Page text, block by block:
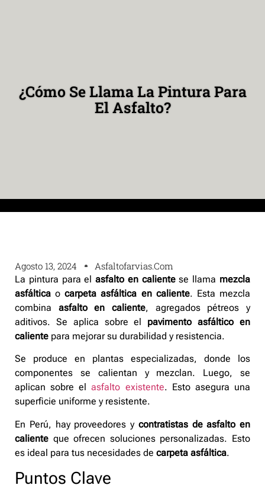
¿Cómo Se Llama La Pintura Para
El Asfalto?
Agosto 13, 2024 Asfaltofarvias.com
La pintura para elasfalto en calientese llama mezcla
asfáltica ocarpeta asfáltica en caliente. Esta mezcla
combina asfalto en caliente, agregados pétreos y
aditivos. Se aplica sobre el pavimento asfáltico en
caliente para mejorar su durabilidad y resistencia.
Se produce en plantas especializadas, donde los
componentes se calientan y mezclan. Luego, se
aplican sobre elasfalto existente. Esto asegura una
superficie uniforme y resistente.
En Perú, hay proveedores y contratistas de asfalto en
caliente que ofrecen soluciones personalizadas. Esto
es ideal para tus necesidades de carpeta asfáltica.
Puntos Clave